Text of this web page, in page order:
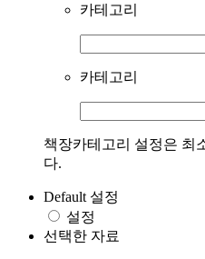
카테고리
카테고리
책장카테고리 설정은 최
다.
Default 설정
설정
선택한 자료